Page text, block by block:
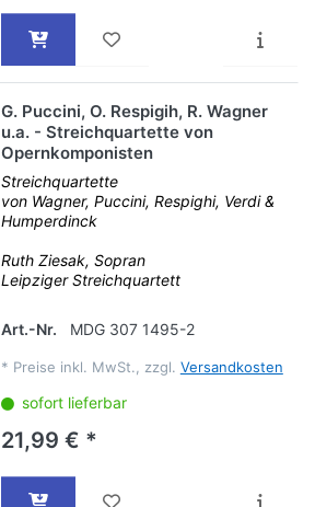
G. Puccini, O. Respigih, R. Wagner
u.a. - Streichquartette von
Opernkomponisten
Streichquartette
von Wagner, Puccini, Respighi, Verdi &
Humperdinck
Ruth Ziesak, Sopran
Leipziger Streichquartett
Art.-Nr. MDG 307 1495-2
* Preise inkl. MwSt., zzgl. Versandkosten
sofort lieferbar
21,99 € *